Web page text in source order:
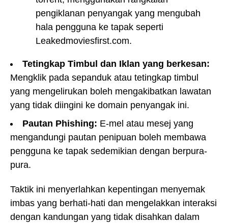
pengiklanan penyangak yang mengubah
hala pengguna ke tapak seperti
Leakedmoviesfirst.com.
Tetingkap Timbul dan Iklan yang berkesan:
Mengklik pada sepanduk atau tetingkap timbul
yang mengelirukan boleh mengakibatkan lawatan
yang tidak diingini ke domain penyangak ini.
Pautan Phishing: E-mel atau mesej yang
mengandungi pautan penipuan boleh membawa
pengguna ke tapak sedemikian dengan berpura-
pura.
Taktik ini menyerlahkan kepentingan menyemak
imbas yang berhati-hati dan mengelakkan interaksi
dengan kandungan yang tidak disahkan dalam